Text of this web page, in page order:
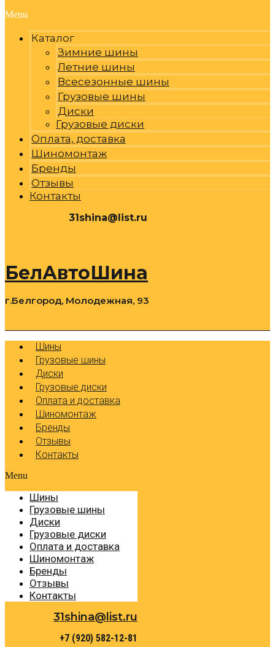
Menu
Каталог
Зимние шины
Летние шины
Всесезонные шины
Грузовые шины
Диски
Грузовые диски
Оплата, доставка
Шиномонтаж
Бренды
Отзывы
Контакты
31shina@list.ru
БелАвтоШина
г.Белгород, Молодежная, 93
Шины
Грузовые шины
Диски
Грузовые диски
Оплата и доставка
Шиномонтаж
Бренды
Отзывы
Контакты
Menu
Шины
Грузовые шины
Диски
Грузовые диски
Оплата и доставка
Шиномонтаж
Бренды
Отзывы
Контакты
31shina@list.ru
+7 (920) 582-12-81